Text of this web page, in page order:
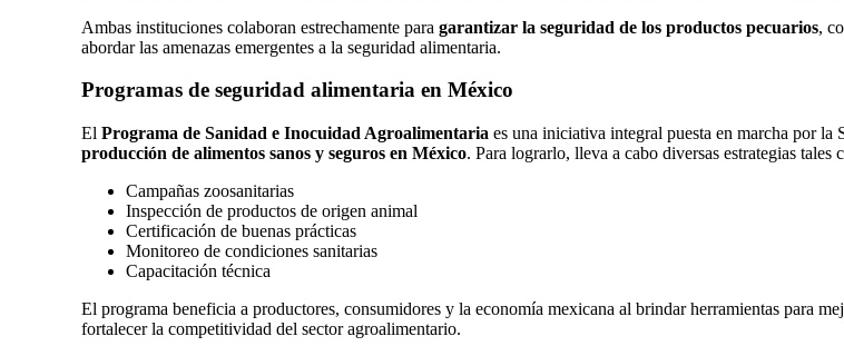
Ambas instituciones colaboran estrechamente para garantizar la seguridad de los productos pecuarios,
abordar las amenazas emergentes a la seguridad alimentaria.
Programas de seguridad alimentaria en México
El Programa de Sanidad e Inocuidad Agroalimentaria es una iniciativa integral puesta en marcha por
producción de alimentos sanos y seguros en México. Para lograrlo, lleva a cabo diversas estrategias tales
Campañas zoosanitarias
Inspección de productos de origen animal
Certificación de buenas prácticas
Monitoreo de condiciones sanitarias
Capacitación técnica
El programa beneficia a productores, consumidores y la economía mexicana al brindar herramientas para
fortalecer la competitividad del sector agroalimentario.